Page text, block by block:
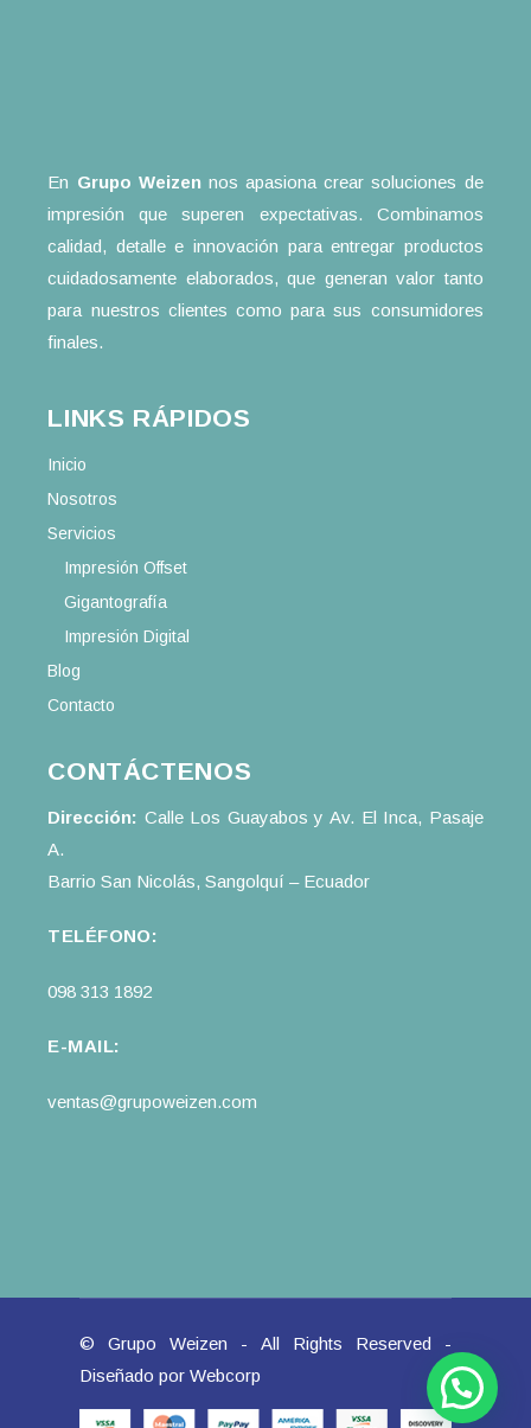
En Grupo Weizen nos apasiona crear soluciones de
impresión que superen expectativas. Combinamos
calidad, detalle e innovación para entregar productos
cuidadosamente elaborados, que generan valor tanto
para nuestros clientes como para sus consumidores
finales.
LINKS RÁPIDOS
Inicio
Nosotros
Servicios
Impresión Offset
Gigantografía
Impresión Digital
Blog
Contacto
CONTÁCTENOS
Dirección: Calle Los Guayabos y Av. El Inca, Pasaje
A.
Barrio San Nicolás, Sangolquí – Ecuador
TELÉFONO:
098 313 1892
E-MAIL:
ventas@grupoweizen.com
© Grupo Weizen - All Rights Reserved -
Diseñado porWebcorp